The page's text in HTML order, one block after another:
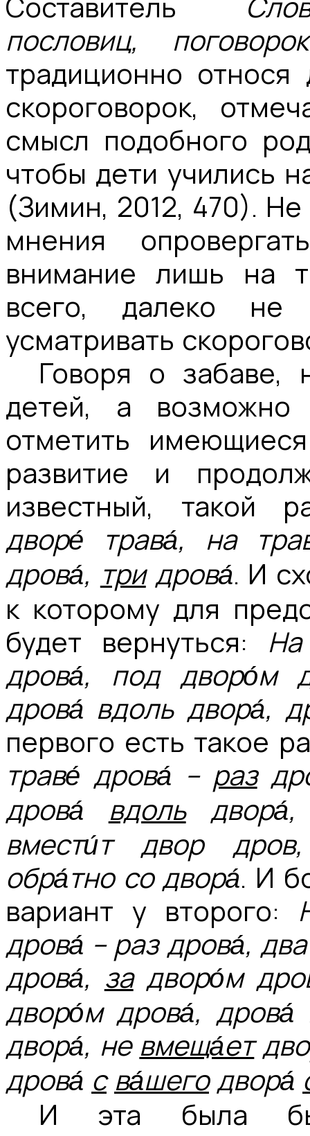
пословиц,
традиционно
скороговорок,
смысл подобного
чтобы дети учились
(Зимин, 2012, 470).
мнения
внимание лишь на
всего, далеко
усматривать
Говоря о забаве,
детей, а
отметить
развитиe и
известный, такой
дворе́ трава́, на
дрова́, три дрова́. И
к которому для
будет вернуться:
дрова́, под дворо́м
дрова́ вдоль двора́,
первого есть такое
траве́ дрова́ – раз
дрова́ вдоль
вмести́т двор
обра́тно со двора́. И
вариант у второго:
дрова́ – раз дрова́,
дрова́, за дворо́м
дворо́м дрова́,
двора́, не вмеща́ет
дрова́ c ва́шего двора́
И эта была